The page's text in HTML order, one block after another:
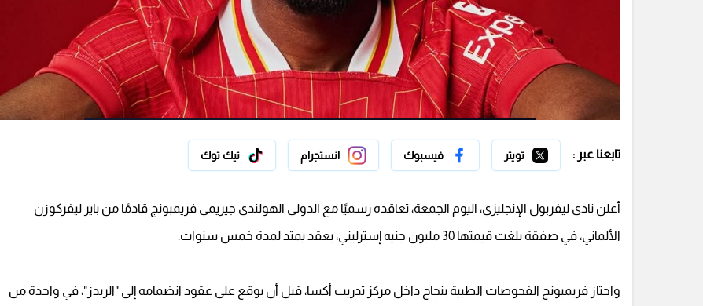
تابعنا عبر : تويتر فيسبوك انستجرام تيك توك
أعلن نادي ليفربول الإنجليزي، اليوم الجمعة، تعاقده رسميًا مع الدولي الهولندي جيريمي فريمبونج قادمًا من باير ليفركوزن
الألماني، في صفقة بلغت قيمتها 30 مليون جنيه إسترليني، بعقد يمتد لمدة خمس سنوات.
واجتاز فريمبونج الفحوصات الطبية بنجاح داخل مركز تدريب أكسا، قبل أن يوقع على عقود انضمامه إلى "الريدز"، في واحدة من